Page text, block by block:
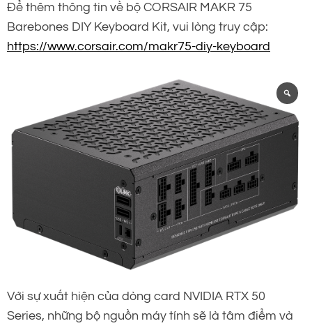
Để thêm thông tin về bộ CORSAIR MAKR 75
Barebones DIY Keyboard Kit, vui lòng truy cập:
https://www.corsair.com/makr75-diy-keyboard
Với sự xuất hiện của dòng card NVIDIA RTX 50
Series, những bộ nguồn máy tính sẽ là tâm điểm và